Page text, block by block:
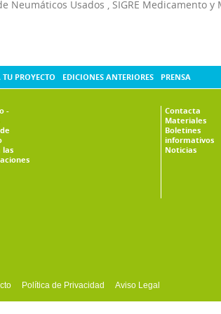
Neumáticos Usados SIGRE Medicamento
TU PROYECTO
-
las
EDICIONES ANTERIORES PRENSA
Contacta
Materiales
Boletines
informativos
Noticias
Política de Privacidad Aviso Legal